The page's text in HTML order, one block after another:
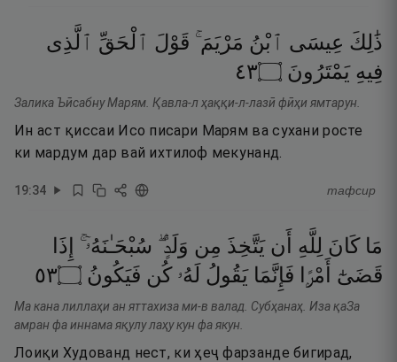
ذَٰلِكَ عِيسَى ٱبْنُ مَرْيَمَ ۚ قَوْلَ ٱلْحَقِّ ٱلَّذِى
فِيهِ يَمْتَرُونَ ۝٣٤
Залика Ъӣсабну Марям. Қавла-л ҳаққи-л-лазӣ фӣҳи ямтарун.
Ин аст қиссаи Исо писари Марям ва сухани росте
ки мардум дар вай ихтилоф мекунанд.
19:34 тафсир
مَا كَانَ لِلَّهِ أَن يَتَّخِذَ مِن وَلَدٍۢ ۖ سُبْحَـٰنَهُۥٓ ۚ إِذَا
قَضَىٰٓ
أَمْرًۭا فَإِنَّمَا يَقُولُ لَهُۥ كُن فَيَكُونُ ۝٣٥
Ма кана лиллаҳи ан яттахиза ми-в валад. Субҳанаҳ. Иза қаЗа
амран фа иннама яқулу лаҳу кун фа якун.
Лоиқи Худованд нест, ки ҳеҷ фарзанде бигирад,